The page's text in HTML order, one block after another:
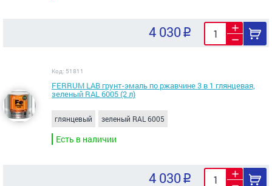
4 030
Код: 51811
FERRUM LAB грунт-эмаль по ржавчине 3 в 1 глянцевая,
зеленый RAL 6005 (2 л)
глянцевый зеленый RAL 6005
Есть в наличии
4 030